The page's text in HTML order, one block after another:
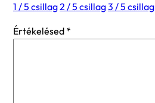
1 / 5 csillag2 / 5 csillag3 / 5 csillag
Értékelésed *